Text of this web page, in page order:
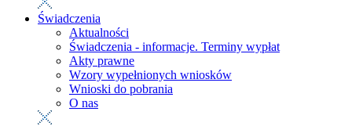
Świadczenia
Aktualności
Świadczenia - informacje. Terminy wypłat
Akty prawne
Wzory wypełnionych wniosków
Wnioski do pobrania
O nas